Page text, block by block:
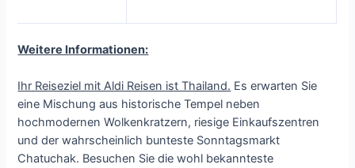
Weitere Informationen:
Ihr Reiseziel mit Aldi Reisen ist Thailand. Es erwarten Sie
eine Mischung aus historische Tempel neben
hochmodernen Wolkenkratzern, riesige Einkaufszentren
und der wahrscheinlich bunteste Sonntagsmarkt
Chatuchak. Besuchen Sie die wohl bekannteste